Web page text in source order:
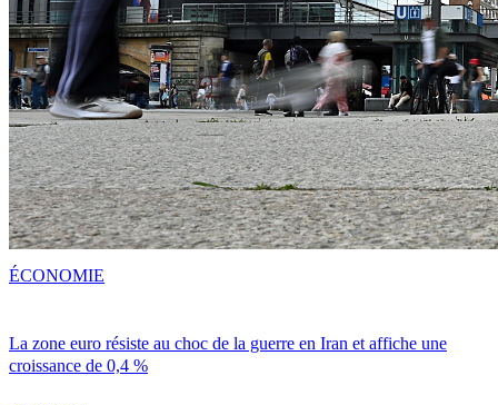
La zone euro résiste au choc de la guerre en Iran et affiche une
croissance de 0,4 %
ÉCONOMIE